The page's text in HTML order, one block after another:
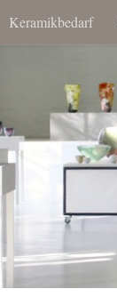
Keramikbedarf